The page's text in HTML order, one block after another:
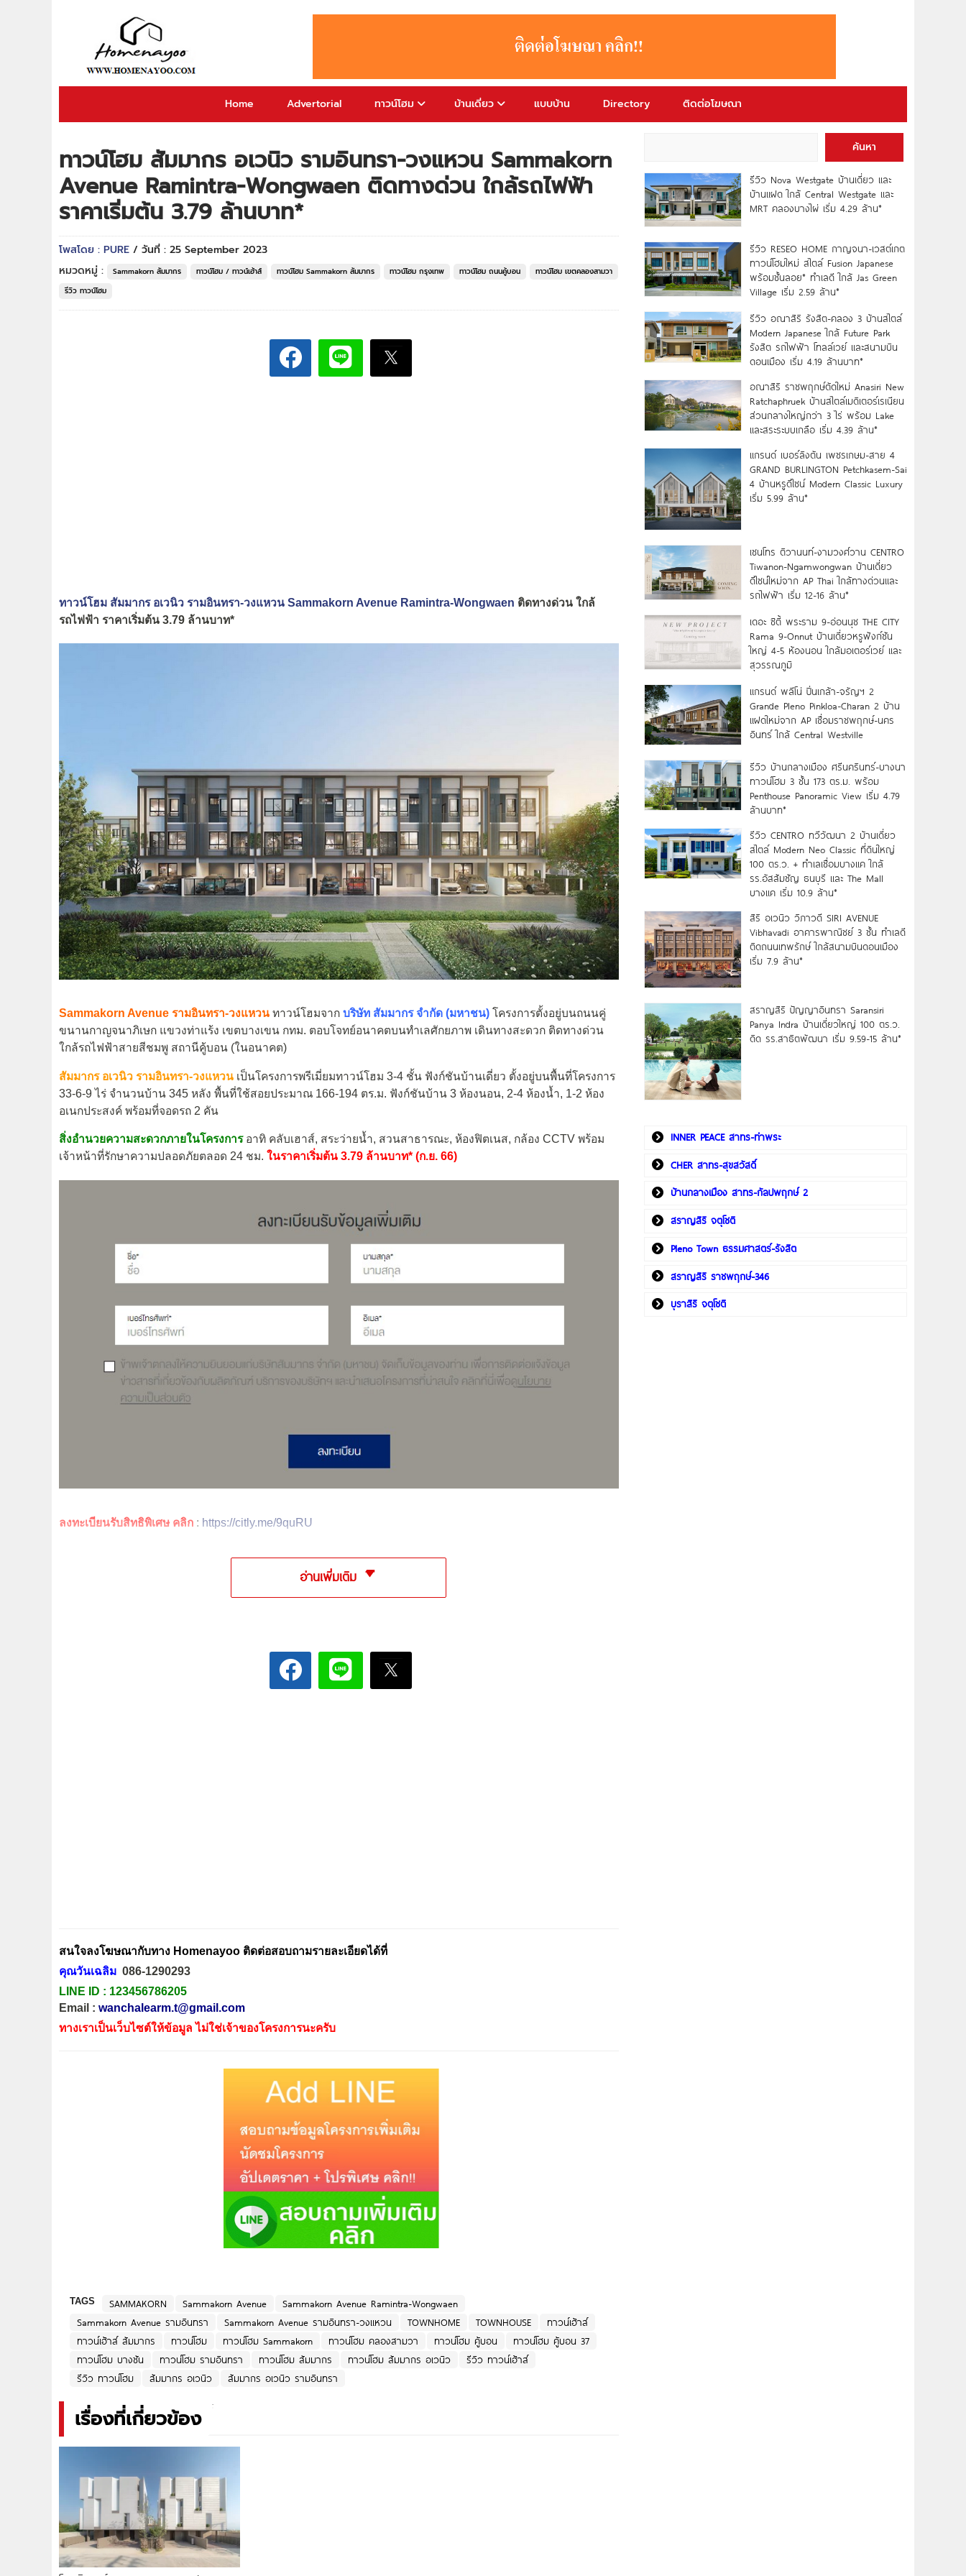
Home Advertorial ทาวน์โฮม บ้านเดี่ยว แบบบ้าน Directory ติดต่อโฆษณา
ทาวน์โฮม สัมมากร อเวนิว รามอินทรา-วงแหวน Sammakorn
Avenue Ramintra-Wongwaen ติดทางด่วน ใกล้รถไฟฟ้า
ราคาเริ่มต้น 3.79 ล้านบาท*
โพสโดย : PURE / วันที่ : 25 September 2023
หมวดหมู่ :
Sammakorn สัมมากร ทาวน์โฮม / ทาวน์เฮ้าส์ ทาวน์โฮม Sammakorn สัมมากร ทาวน์โฮม กรุงเทพ ทาวน์โฮม ถนนคู้บอน
ทาวน์โฮม เขตคลองสามวา
รีวิว ทาวน์โฮม
ทาวน์โฮม สัมมากร อเวนิว รามอินทรา-วงแหวน Sammakorn Avenue Ramintra-Wongwaen ติดทางด่วน ใกล้
รถไฟฟ้า ราคาเริ่มต้น 3.79 ล้านบาท*
Sammakorn Avenue รามอินทรา-วงแหวน ทาวน์โฮมจาก บริษัท สัมมากร จำกัด (มหาชน) โครงการตั้งอยู่บนถนนคู่
ขนานกาญจนาภิเษก แขวงท่าแร้ง เขตบางเขน กทม. ตอบโจทย์อนาคตบนทำเลศักยภาพ เดินทางสะดวก ติดทางด่วน
ใกล้รถไฟฟ้าสายสีชมพู สถานีคู้บอน (ในอนาคต)
สัมมากร อเวนิว รามอินทรา-วงแหวน เป็นโครงการพรีเมี่ยมทาวน์โฮม 3-4 ชั้น ฟังก์ชันบ้านเดี่ยว ตั้งอยู่บนพื้นที่โครงการ
33-6-9 ไร่ จำนวนบ้าน 345 หลัง พื้นที่ใช้สอยประมาณ 166-194 ตร.ม. ฟังก์ชันบ้าน 3 ห้องนอน, 2-4 ห้องน้ำ, 1-2 ห้อง
อเนกประสงค์ พร้อมที่จอดรถ 2 คัน
สิ่งอำนวยความสะดวกภายในโครงการอาทิ คลับเฮาส์, สระว่ายน้ำ, สวนสาธารณะ, ห้องฟิตเนส, กล้อง CCTV พร้อม
เจ้าหน้าที่รักษาความปลอดภัยตลอด 24 ชม. ในราคาเริ่มต้น 3.79 ล้านบาท* (ก.ย. 66)
ลงทะเบียนรับสิทธิพิเศษ คลิก : https://citly.me/9quRU
อ่านเพิ่มเติม
สนใจลงโฆษณากับทาง Homenayoo ติดต่อสอบถามรายละเอียดได้ที่
คุณวันเฉลิม 086-1290293
LINE ID : 123456786205
Email : wanchalearm.t@gmail.com
ทางเราเป็นเว็บไซต์ให้ข้อมูล ไม่ใช่เจ้าของโครงการนะครับ
TAGS SAMMAKORN Sammakorn Avenue
Sammakorn Avenue Ramintra-Wongwaen
Sammakorn Avenue รามอินทรา
Sammakorn Avenue รามอินทรา-วงแหวน TOWNHOME TOWNHOUSE
ทาวน์เฮ้าส์
ทาวน์เฮ้าส์ สัมมากร
ทาวน์โฮม ทาวน์โฮม Sammakorn ทาวน์โฮม คลองสามวา ทาวน์โฮม คู้บอน
ทาวน์โฮม คู้บอน 37
ทาวน์โฮม บางชัน
ทาวน์โฮม รามอินทรา ทาวน์โฮม สัมมากร ทาวน์โฮม สัมมากร อเวนิว
รีวิว ทาวน์เฮ้าส์
รีวิว ทาวน์โฮม
สัมมากร อเวนิว สัมมากร อเวนิว รามอินทรา
เรื่องที่เกี่ยวข้อง
ค้นหา
รีวิว Nova Westgate บ้านเดี่ยว และ
บ้านแฝด ใกล้ Central Westgate และ
MRT คลองบางไผ่ เริ่ม 4.29 ล้าน*
รีวิว RESEO HOME กาญจนา-เวสต์เกต
ทาวน์โฮมใหม่ สไตล์ Fusion Japanese
พร้อมชั้นลอย* ทำเลดี ใกล้ Jas Green
Village เริ่ม 2.59 ล้าน*
รีวิว อณาสิริ รังสิต-คลอง 3 บ้านสไตล์
Modern Japanese ใกล้ Future Park
รังสิต รถไฟฟ้า โทลล์เวย์ และสนามบิน
ดอนเมือง เริ่ม 4.19 ล้านบาท*
อณาสิริ ราชพฤกษ์ตัดใหม่ Anasiri New
Ratchaphruek บ้านสไตล์เมดิเตอร์เรเนียน
ส่วนกลางใหญ่กว่า 3 ไร่ พร้อม Lake
และสระระบบเกลือ เริ่ม 4.39 ล้าน*
แกรนด์ เบอร์ลิงตัน เพชรเกษม-สาย 4
GRAND BURLINGTON Petchkasem-Sai
4 บ้านหรูดีไซน์ Modern Classic Luxury
เริ่ม 5.99 ล้าน*
เซนโทร ติวานนท์-งามวงศ์วาน CENTRO
Tiwanon-Ngamwongwan บ้านเดี่ยว
ดีไซน์ใหม่จาก AP Thai ใกล้ทางด่วนและ
รถไฟฟ้า เริ่ม 12-16 ล้าน*
เดอะ ซิตี้ พระราม 9-อ่อนนุช THE CITY
Rama 9-Onnut บ้านเดี่ยวหรูฟังก์ชัน
ใหญ่ 4-5 ห้องนอน ใกล้มอเตอร์เวย์ และ
สุวรรณภูมิ
แกรนด์ พลีโน่ ปิ่นเกล้า-จรัญฯ 2
Grande Pleno Pinkloa-Charan 2 บ้าน
แฝดใหม่จาก AP เชื่อมราชพฤกษ์-นคร
อินทร์ ใกล้ Central Westville
รีวิว บ้านกลางเมือง ศรีนครินทร์-บางนา
ทาวน์โฮม 3 ชั้น 173 ตร.ม. พร้อม
Penthouse Panoramic View เริ่ม 4.79
ล้านบาท*
รีวิว CENTRO ทวีวัฒนา 2 บ้านเดี่ยว
สไตล์ Modern Neo Classic ที่ดินใหญ่
100 ตร.ว. + ทำเลเชื่อมบางแค ใกล้
รร.อัสสัมชัญ ธนบุรี และ The Mall
บางแค เริ่ม 10.9 ล้าน*
สิริ อเวนิว วิภาวดี SIRI AVENUE
Vibhavadi อาคารพาณิชย์ 3 ชั้น ทำเลดี
ติดถนนเทพรักษ์ ใกล้สนามบินดอนเมือง
เริ่ม 7.9 ล้าน*
สราญสิริ ปัญญาอินทรา Saransiri
Panya Indra บ้านเดี่ยวใหญ่ 100 ตร.ว.
ดิด รร.สาธิตพัฒนา เริ่ม 9.59-15 ล้าน*
INNER PEACE สาทร-ท่าพระ
CHER สาทร-สุขสวัสดิ์
บ้านกลางเมือง สาทร-กัลปพฤกษ์ 2
สราญสิริ จตุโชติ
Pleno Town ธรรมศาสตร์-รังสิต
สราญสิริ ราชพฤกษ์-346
บุราสิริ จตุโชติ